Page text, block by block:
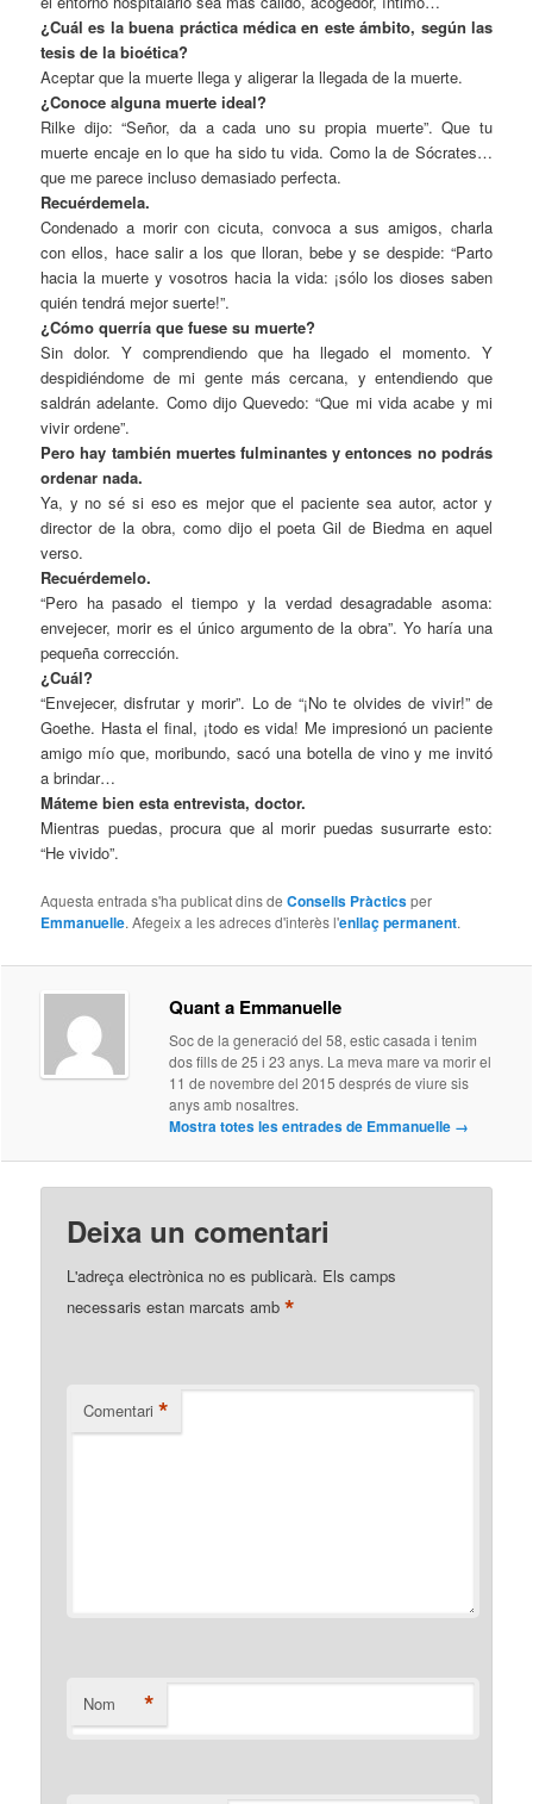
¿Cuál es la buena práctica médica en este ámbito, según las
tesis de la bioética?
Aceptar que la muerte llega y aligerar la llegada de la muerte.
¿Conoce alguna muerte ideal?
Rilke dijo: “Señor, da a cada uno su propia muerte”. Que tu
muerte encaje en lo que ha sido tu vida. Como la de Sócrates…
que me parece incluso demasiado perfecta.
Recuérdemela.
Condenado a morir con cicuta, convoca a sus amigos, charla
con ellos, hace salir a los que lloran, bebe y se despide: “Parto
hacia la muerte y vosotros hacia la vida: ¡sólo los dioses saben
quién tendrá mejor suerte!”.
¿Cómo querría que fuese su muerte?
Sin dolor. Y comprendiendo que ha llegado el momento. Y
despidiéndome de mi gente más cercana, y entendiendo que
saldrán adelante. Como dijo Quevedo: “Que mi vida acabe y mi
vivir ordene”.
Pero hay también muertes fulminantes y entonces no podrás
ordenar nada.
Ya, y no sé si eso es mejor que el paciente sea autor, actor y
director de la obra, como dijo el poeta Gil de Biedma en aquel
verso.
Recuérdemelo.
“Pero ha pasado el tiempo y la verdad desagradable asoma:
envejecer, morir es el único argumento de la obra”. Yo haría una
pequeña corrección.
¿Cuál?
“Envejecer, disfrutar y morir”. Lo de “¡No te olvides de vivir!” de
Goethe. Hasta el final, ¡todo es vida! Me impresionó un paciente
amigo mío que, moribundo, sacó una botella de vino y me invitó
a brindar…
Máteme bien esta entrevista, doctor.
Mientras puedas, procura que al morir puedas susurrarte esto:
“He vivido”.
Aquesta entrada s'ha publicat dins deConsells Pràcticsper
Emmanuelle. Afegeix a les adreces d'interès l'enllaç permanent.
Quant a Emmanuelle
Soc de la generació del 58, estic casada i tenim
dos fills de 25 i 23 anys. La meva mare va morir el
11 de novembre del 2015 després de viure sis
anys amb nosaltres.
Mostra totes les entrades de Emmanuelle →
Deixa un comentari
L'adreça electrònica no es publicarà. Els camps
necessaris estan marcats amb*
Comentari *
Nom *